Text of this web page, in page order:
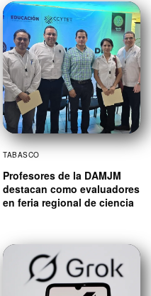
TABASCO
Profesores de la DAMJM
destacan como evaluadores
en feria regional de ciencia